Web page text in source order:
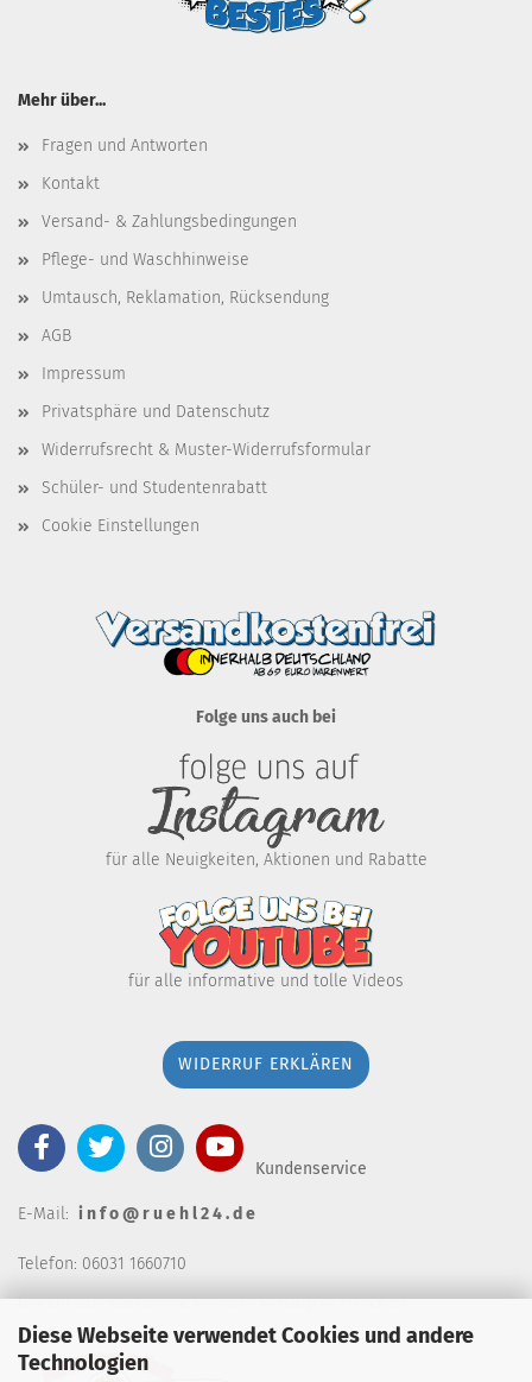
Diese Webseite verwendet Cookies und andere
Technologien
Mehr über...
Fragen und Antworten
Kontakt
Versand- & Zahlungsbedingungen
Pflege- und Waschhinweise
Umtausch, Reklamation, Rücksendung
AGB
Impressum
Privatsphäre und Datenschutz
Widerrufsrecht & Muster-Widerrufsformular
Schüler- und Studentenrabatt
Cookie Einstellungen
Folge uns auch bei
für alle Neuigkeiten, Aktionen und Rabatte
für alle informative und tolle Videos
WIDERRUF ERKLÄREN
Kundenservice
E-Mail: i n f o @ r u e h l 2 4 . d e
Telefon: 06031 1660710